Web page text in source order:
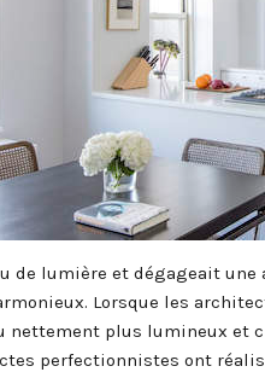
de lumière et dégageait
Lorsque les
nettement plus lumineux et
perfectionnistes ont